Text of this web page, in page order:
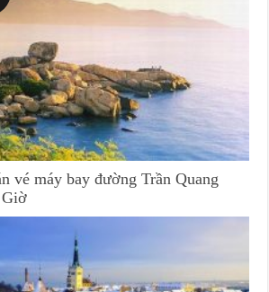
vé máy bay đường Trần Quang
Giờ